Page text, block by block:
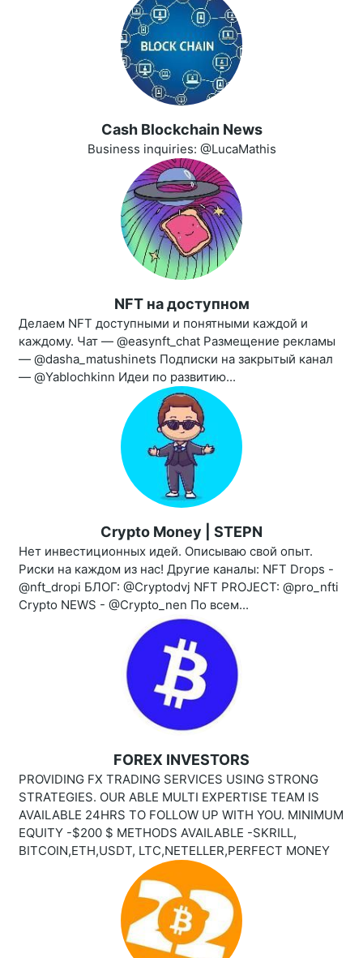
Cash Blockchain News
Business inquiries: @LucaMathis
NFT на доступном
Делаем NFT доступными и понятными каждой и
каждому. Чат — @easynft_chat Размещение рекламы
— @dasha_matushinets Подписки на закрытый канал
— @Yablochkinn Идеи по развитию...
Crypto Money | STEPN
Нет инвестиционных идей. Описываю свой опыт.
Риски на каждом из нас! Другие каналы: NFT Drops -
@nft_dropi БЛОГ: @Cryptodvj NFT PROJECT: @pro_nfti
Crypto NEWS - @Crypto_nen По всем...
FOREX INVESTORS
PROVIDING FX TRADING SERVICES USING STRONG
STRATEGIES. OUR ABLE MULTI EXPERTISE TEAM IS
AVAILABLE 24HRS TO FOLLOW UP WITH YOU. MINIMUM
EQUITY -$200 $ METHODS AVAILABLE -SKRILL,
BITCOIN,ETH,USDT, LTC,NETELLER,PERFECT MONEY